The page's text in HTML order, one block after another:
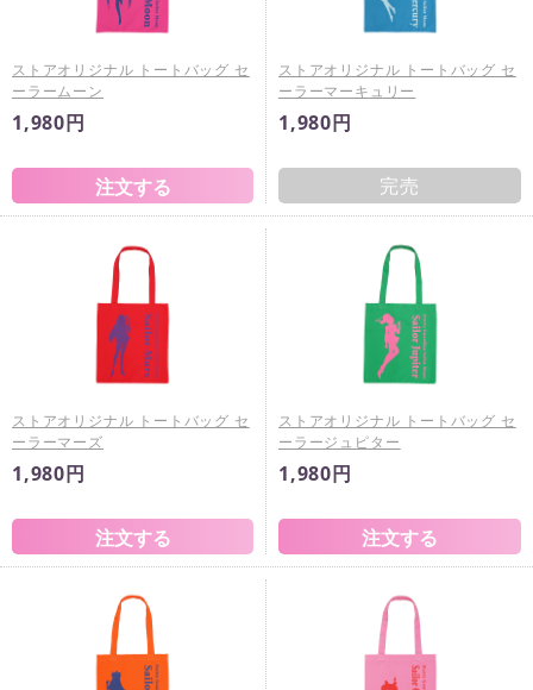
ストアオリジナル トートバッグ セ
ーラームーン
1,980円
ストアオリジナル トートバッグ セ
ーラーマーキュリー
1,980円
完売
ストアオリジナル トートバッグ セ
ーラーマーズ
1,980円
ストアオリジナル トートバッグ セ
ーラージュピター
1,980円